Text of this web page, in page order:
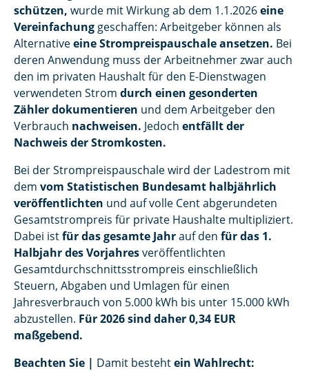
schützen, wurde mit Wirkung ab dem 1.1.2026eine
Vereinfachung geschaffen: Arbeitgeber können als
Alternativeeine Strompreispauschale ansetzen. Bei
deren Anwendung muss der Arbeitnehmer zwar auch
den im privaten Haushalt für den E-Dienstwagen
verwendeten Strom durch einen gesonderten
Zähler dokumentieren und dem Arbeitgeber den
Verbrauch nachweisen. Jedoch entfällt der
Nachweis der Stromkosten.
Bei der Strompreispauschale wird der Ladestrom mit
dem vom Statistischen Bundesamt halbjährlich
veröffentlichten und auf volle Cent abgerundeten
Gesamtstrompreis für private Haushalte multipliziert.
Dabei istfür das gesamte Jahrauf den für das 1.
Halbjahr des Vorjahresveröffentlichten
Gesamtdurchschnittsstrompreis einschließlich
Steuern, Abgaben und Umlagen für einen
Jahresverbrauch von 5.000 kWh bis unter 15.000 kWh
abzustellen. Für 2026 sind daher 0,34 EUR
maßgebend.
Beachten Sie | Damit bestehtein Wahlrecht: